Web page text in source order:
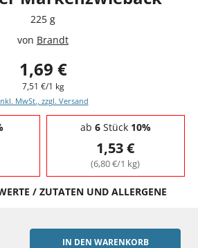
225 g
von Brandt
1,69 €
7,51 €/1 kg
MwSt., zzgl. Versand
ab 6Stück 10%
1,53 €
(6,80 €/1 kg)
/ ZUTATEN UND ALLERGENE
IN DEN WARENKORB